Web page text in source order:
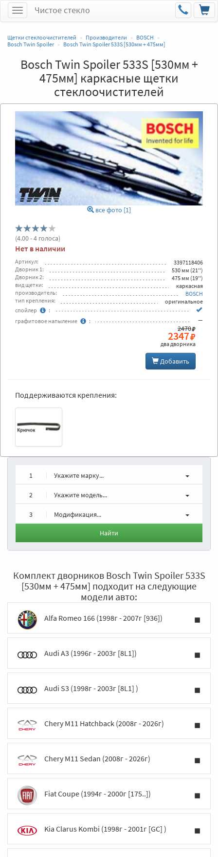
МенюЧистое стекло
Щетки стеклоочистителей Производители
BOSCH
Bosch Twin Spoiler
Bosch Twin Spoiler 533S [530мм + 475мм]
Bosch Twin Spoiler 533S [530мм +
475мм] каркасные щетки
стеклоочистителей
все фото [1]
(4.00- 4 голоса)
Нет в наличии
Артикул:
3397118406
Дворник 1:
530 мм (21'')
Дворник 2:
475 мм (19'')
вид щетки:
каркасная
производитель:
BOSCH
тип крепления:
оригинальное
спойлер
:
графитовое напыление
: —
2470
2347
два дворника
Добавить
Поддерживаются крепления:
1 Укажите марку...
2 Укажите модель...
3 Модификация...
Найти
Комплект дворников Bosch Twin Spoiler 533S
[530мм + 475мм] подходит на следующие
модели авто:
Alfa Romeo 166 (1998г - 2007г [936])
Audi A3 (1996г - 2003г [8L1])
Audi S3 (1998г - 2003г [8L1] )
Chery M11 Hatchback (2008г - 2026г)
Chery M11 Sedan (2008г - 2026г)
Fiat Coupe (1994г - 2000г [175..])
Kia Clarus Kombi (1998г - 2001г [GC] )